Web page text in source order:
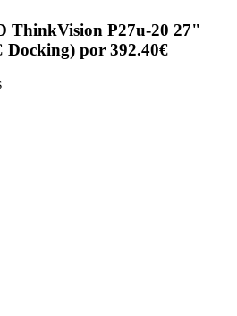
ThinkVision P27u-20 27"
por 392.40€